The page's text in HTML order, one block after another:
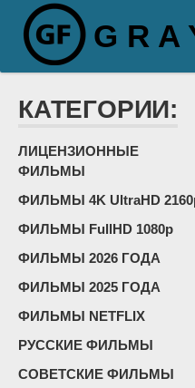
G R A
КАТЕГОРИИ:
ЛИЦЕНЗИОННЫЕ
ФИЛЬМЫ
ФИЛЬМЫ 4K UltraHD
ФИЛЬМЫ FullHD 1080p
ФИЛЬМЫ 2026 ГОДА
ФИЛЬМЫ 2025 ГОДА
ФИЛЬМЫ NETFLIX
РУССКИЕ ФИЛЬМЫ
СОВЕТСКИЕ ФИЛЬМЫ